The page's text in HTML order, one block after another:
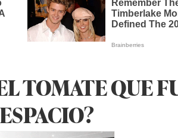
TOMATE QUE